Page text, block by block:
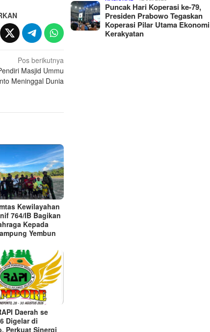
Pos berikutnya
Masjid Ummu
Meninggal Dunia
Kewilayahan
764/IB Bagikan
Kepada
Yembun
Daerah se
Digelar di
Perkuat Sinergi
Puncak Hari Koperasi ke-79,
Presiden Prabowo Tegaskan
Koperasi Pilar Utama Ekonomi
Kerakyatan